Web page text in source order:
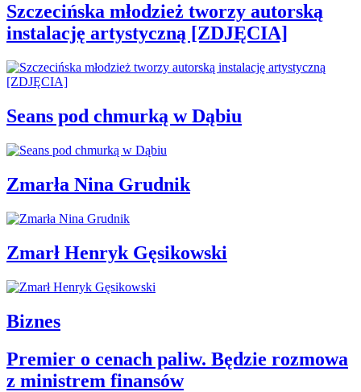
Szczecińska młodzież tworzy autorską
instalację artystyczną [ZDJĘCIA]
Seans pod chmurką w Dąbiu
Zmarła Nina Grudnik
Zmarł Henryk Gęsikowski
Biznes
Premier o cenach paliw. Będzie rozmowa
z ministrem finansów